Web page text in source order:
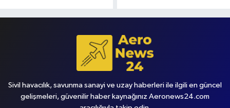
Sivil havacılık, savunma sanayi ve uzay haberleri ile ilgili en güncel
gelişmeleri, güvenilir haber kaynağınız Aeronews24.com